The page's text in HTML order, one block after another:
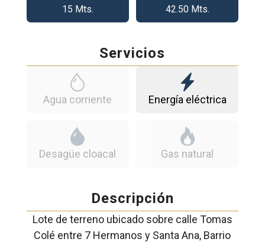
15 Mts.
42.50 Mts.
Servicios
Agua corriente Energía eléctrica
Desagüe cloacal Gas natural
Descripción
Lote de terreno ubicado sobre calle Tomas
Colé entre 7 Hermanos y Santa Ana, Barrio